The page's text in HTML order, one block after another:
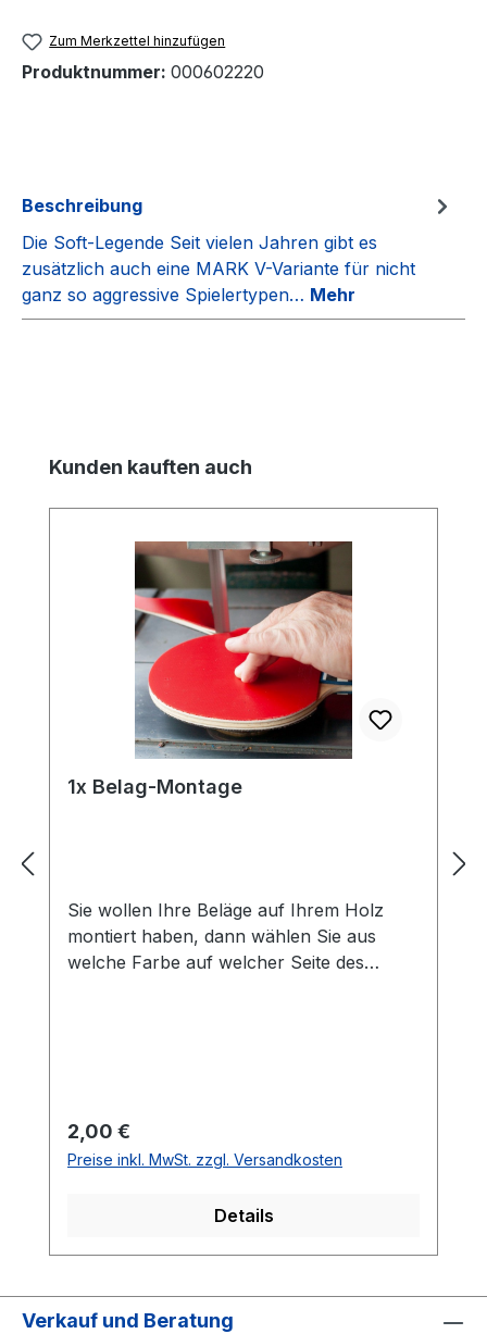
Zum Merkzettel hinzufügen
Produktnummer: 000602220
Beschreibung
Die Soft-Legende Seit vielen Jahren gibt es
zusätzlich auch eine MARK V-Variante für nicht
ganz so aggressive Spielertypen… Mehr
Produktgalerie überspringen
Kunden kauften auch
1x Belag-Montage
Sie wollen Ihre Beläge auf Ihrem Holz
montiert haben, dann wählen Sie aus
welche Farbe auf welcher Seite des
inklusive.Bei den Komplettschläger
müssen Sie KEINE Belag-Montage mit in
Regulärer Preis:
2,00 €
Preise inkl. MwSt. zzgl. Versandkosten
Details
Verkauf und Beratung